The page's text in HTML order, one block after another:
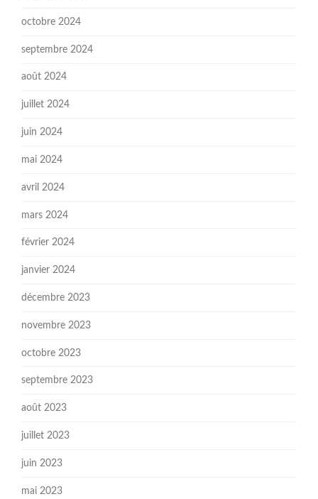
octobre 2024
septembre 2024
août 2024
juillet 2024
juin 2024
mai 2024
avril 2024
mars 2024
février 2024
janvier 2024
décembre 2023
novembre 2023
octobre 2023
septembre 2023
août 2023
juillet 2023
juin 2023
mai 2023